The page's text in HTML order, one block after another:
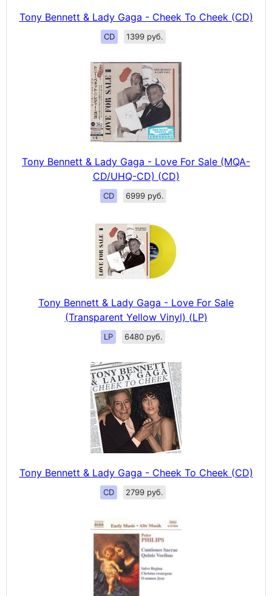
Tony Bennett & Lady Gaga - Cheek To Cheek (CD)
CD 1399 руб.
Tony Bennett & Lady Gaga - Love For Sale (MQA-
CD/UHQ-CD) (CD)
CD 6999 руб.
Tony Bennett & Lady Gaga - Love For Sale
(Transparent Yellow Vinyl) (LP)
LP 6480 руб.
Tony Bennett & Lady Gaga - Cheek To Cheek (CD)
CD 2799 руб.